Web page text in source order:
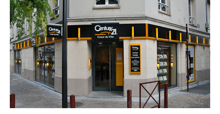
CENTURY 21 Coeur de Ville
30 rue Henri Barbusse
MONTFERMEIL - 93370
Envoyer un message
Téléphoner à l'agence